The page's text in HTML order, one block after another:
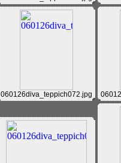
060126diva_teppich072.jpg